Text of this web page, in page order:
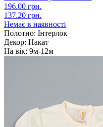
196.00 грн.
137.20 грн.
Немає в наявності
Полотно: Інтерлок
Декор: Накат
На вік: 9м-12м